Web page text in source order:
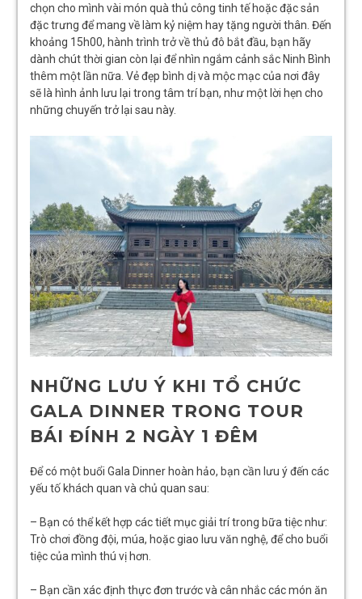
chọn cho mình vài món quà thủ công tinh tế hoặc đặc sản
đặc trưng để mang về làm kỷ niệm hay tặng người thân. Đến
khoảng 15h00, hành trình trở về thủ đô bắt đầu, bạn hãy
dành chút thời gian còn lại để nhìn ngắm cảnh sắc Ninh Bình
thêm một lần nữa. Vẻ đẹp bình dị và mộc mạc của nơi đây
sẽ là hình ảnh lưu lại trong tâm trí bạn, như một lời hẹn cho
những chuyến trở lại sau này.
NHỮNG LƯU Ý KHI TỔ CHỨC
GALA DINNER TRONG TOUR
BÁI ĐÍNH 2 NGÀY 1 ĐÊM
Để có một buổi Gala Dinner hoàn hảo, bạn cần lưu ý đến các
yếu tố khách quan và chủ quan sau:
– Bạn có thể kết hợp các tiết mục giải trí trong bữa tiệc như:
Trò chơi đồng đội, múa, hoặc giao lưu văn nghệ, để cho buổi
tiệc của mình thú vị hơn.
– Bạn cần xác định thực đơn trước và cân nhắc các món ăn